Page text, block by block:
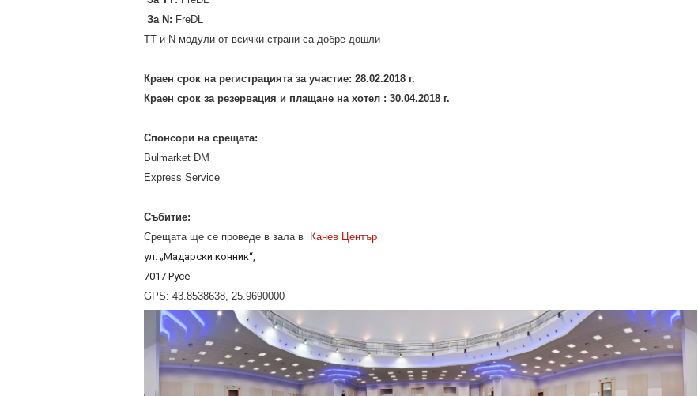
За N: FreDL
ТТ и N модули от всички страни са добре дошли
Краен срок на регистрацията за участие: 28.02.2018 г.
Краен срок за резервация и плащане на хотел : 30.04.2018 г.
Спонсори на срещата:
Bulmarket DM
Express Service
Събитие:
Срещата ще се проведе в зала в
Канев Център
ул. „Мадарски конник“,
7017 Русе
GPS: 43.8538638, 25.9690000